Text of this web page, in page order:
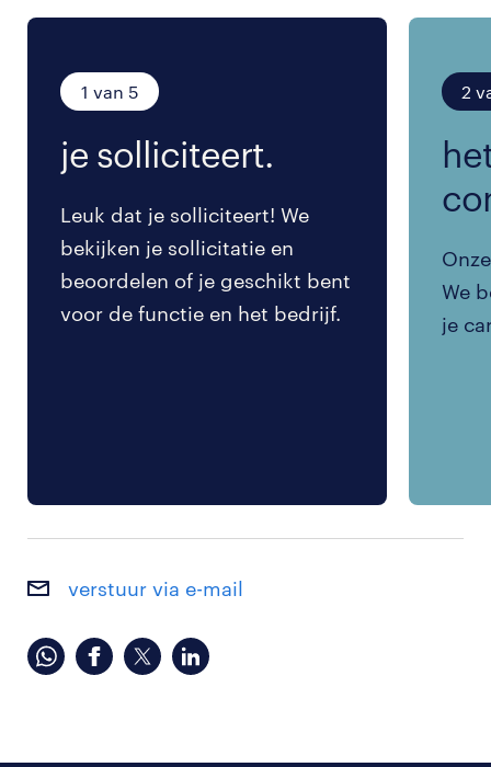
1 van 5
je solliciteert.
Leuk dat je solliciteert! We
bekijken je sollicitatie en
beoordelen of je geschikt bent
voor de functie en het bedrijf.
2
We
je
verstuur via e-mail